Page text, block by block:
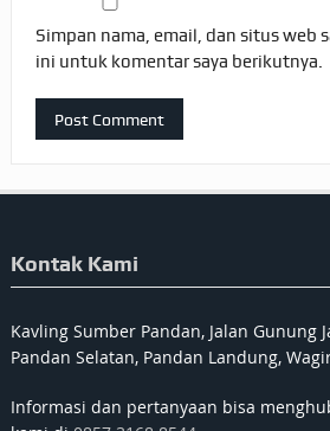
Simpan nama, email, dan situs web
ini untuk komentar saya berikutnya.
Kontak Kami
Kavling Sumber Pandan, Jalan Gunung
Pandan Selatan, Pandan Landung,
Informasi dan pertanyaan bisa